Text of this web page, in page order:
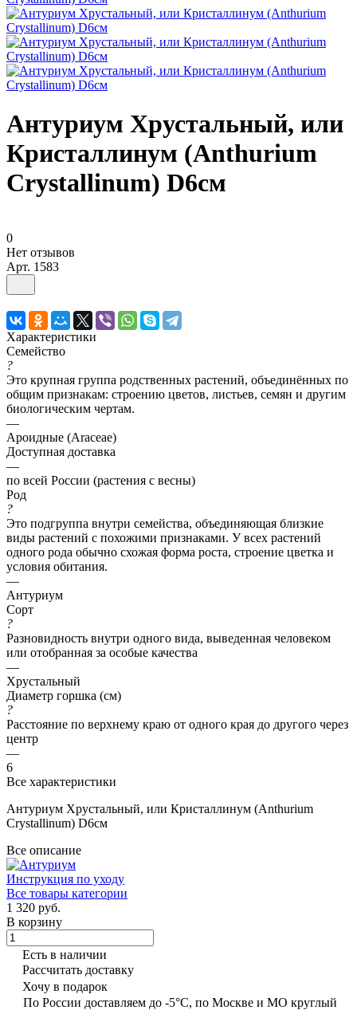
Антуриум Хрустальный, или
Кристаллинум (Anthurium
Crystallinum) D6см
0
Нет отзывов
Арт. 1583
Характеристики
Семейство
?
Это крупная группа родственных растений, объединённых по
общим признакам: строению цветов, листьев, семян и другим
биологическим чертам.
—
Ароидные (Araceae)
Доступная доставка
—
по всей России (растения с весны)
Род
?
Это подгруппа внутри семейства, объединяющая близкие
виды растений с похожими признаками. У всех растений
одного рода обычно схожая форма роста, строение цветка и
условия обитания.
—
Антуриум
Сорт
?
Разновидность внутри одного вида, выведенная человеком
или отобранная за особые качества
—
Хрустальный
Диаметр горшка (см)
?
Расстояние по верхнему краю от одного края до другого через
центр
—
6
Все характеристики
Антуриум Хрустальный, или Кристаллинум (Anthurium
Crystallinum) D6см
Все описание
Инструкция по уходу
Все товары категории
1 320 руб.
В корзину
Есть в наличии
Рассчитать доставку
Хочу в подарок
По России доставляем до -5°C, по Москве и МО круглый